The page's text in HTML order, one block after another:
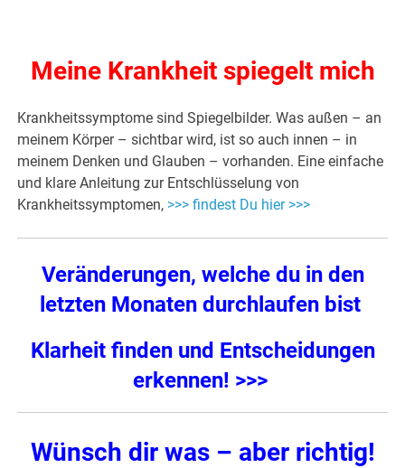
Meine Krankheit spiegelt mich
Krankheitssymptome sind Spiegelbilder. Was außen – an
meinem Körper – sichtbar wird, ist so auch innen – in
meinem Denken und Glauben – vorhanden. Eine einfache
und klare Anleitung zur Entschlüsselung von
Krankheitssymptomen, >>> findest Du hier >>>
Veränderungen, welche du in den
letzten Monaten durchlaufen bist
Klarheit finden und Entscheidungen
erkennen! >>>
Wünsch dir was – aber richtig!